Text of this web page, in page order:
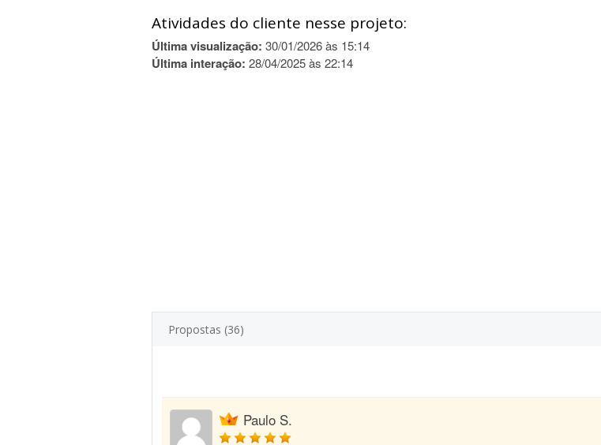
Atividades do cliente nesse projeto:
Última visualização: 30/01/2026 às 15:14
Última interação: 28/04/2025 às 22:14
Propostas (36)
Paulo S.